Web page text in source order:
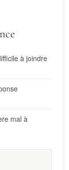
à joindre
mal à